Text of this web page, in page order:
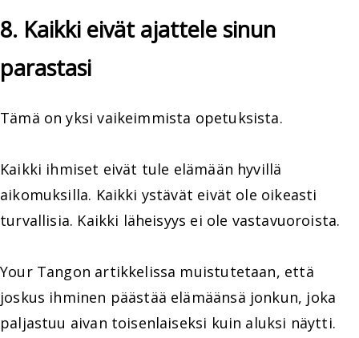
8. Kaikki eivät ajattele sinun
parastasi
Tämä on yksi vaikeimmista opetuksista.
Kaikki ihmiset eivät tule elämään hyvillä
aikomuksilla. Kaikki ystävät eivät ole oikeasti
turvallisia. Kaikki läheisyys ei ole vastavuoroista.
Your Tangon artikkelissa muistutetaan, että
joskus ihminen päästää elämäänsä jonkun, joka
paljastuu aivan toisenlaiseksi kuin aluksi näytti.